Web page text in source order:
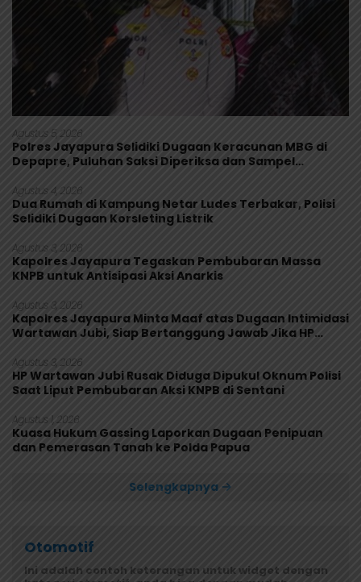
Agustus 5, 2026
Polres Jayapura Selidiki Dugaan Keracunan MBG di
Depapre, Puluhan Saksi Diperiksa dan Sampel
Agustus 4, 2026
Dua Rumah di Kampung Netar Ludes Terbakar, Polisi
Selidiki Dugaan Korsleting Listrik
Agustus 3, 2026
Kapolres Jayapura Tegaskan Pembubaran Massa
KNPB untuk Antisipasi Aksi Anarkis
Agustus 3, 2026
Kapolres Jayapura Minta Maaf atas Dugaan Intimidasi
Wartawan Jubi, Siap Bertanggung Jawab Jika HP
Agustus 3, 2026
HP Wartawan Jubi Rusak Diduga Dipukul Oknum Polisi
Saat Liput Pembubaran Aksi KNPB di Sentani
Agustus 1, 2026
Kuasa Hukum Gassing Laporkan Dugaan Penipuan
dan Pemerasan Tanah ke Polda Papua
Selengkapnya
Otomotif
Ini adalah contoh keterangan untuk widget dengan